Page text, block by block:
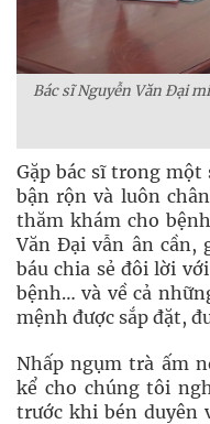
Bác sĩ Nguyễn Văn Đại
Gặp bác sĩ trong
bận rộn và luôn
thăm khám cho
Văn Đại vẫn ân cần,
báu chia sẻ đôi lời
bệnh… và về cả
mệnh được sắp đặt,
Nhấp ngụm trà ấm
kể cho chúng tôi
trước khi bén duyên